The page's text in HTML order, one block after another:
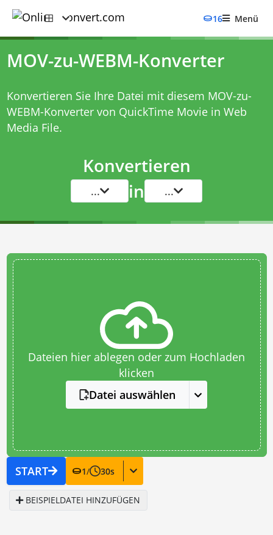
16 Menü
MOV-zu-WEBM-Konverter
Konvertieren Sie Ihre Datei mit diesem MOV-zu-
WEBM-Konvertervon QuickTime Movie in Web
Media File.
Konvertieren
... in ...
Dateien hier ablegen oder zum Hochladen
klicken
Datei auswählen
START 1/ 30s
BEISPIELDATEI HINZUFÜGEN